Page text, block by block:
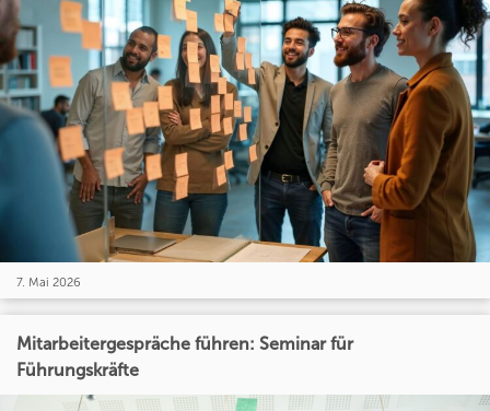
7. Mai 2026
Mitarbeitergespräche führen: Seminar für
Führungskräfte